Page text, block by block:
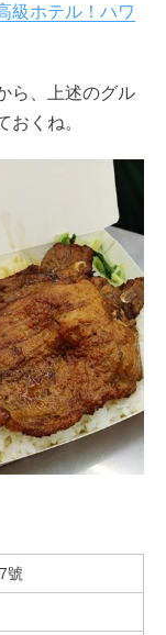
級ホテル！ハワ
ら、上述のグル
おくね。
號